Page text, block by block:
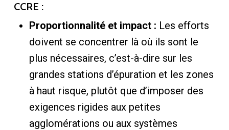
CCRE :
Proportionnalité et impact : Les efforts
doivent se concentrer là où ils sont le
plus nécessaires, c’est-à-dire sur les
grandes stations d’épuration et les zones
à haut risque, plutôt que d’imposer des
exigences rigides aux petites
agglomérations ou aux systèmes